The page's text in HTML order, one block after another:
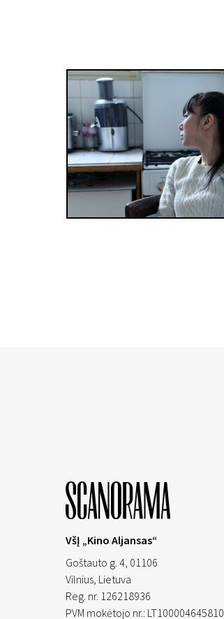
VšĮ „Kino Aljansas“
Goštauto g. 4, 01106
Vilnius, Lietuva
Reg. nr. 126218936
PVM mokėtojo nr.: LT100004645810